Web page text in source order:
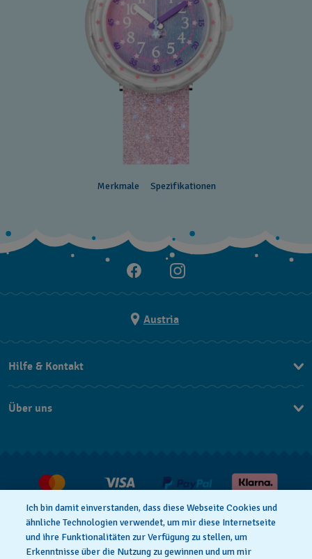
Merkmale Spezifikationen
Austria
Hilfe & Kontakt
Verkaufs- & Lieferbedingungen
Vertrag widerrufen
Über uns
Ich bin damit einverstanden, dass diese Webseite Cookies und
ähnliche Technologien verwendet, um mir diese Internetseite
und ihre Funktionalitäten zur Verfügung zu stellen, um
Erkenntnisse über die Nutzung zu gewinnen und um mir